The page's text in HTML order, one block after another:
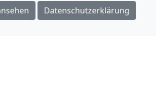
Datenschutzerklärung